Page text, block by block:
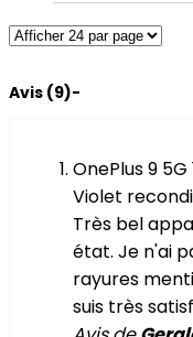
Avis (9)
OnePlus 9 5G
Violet
Très bel
état. Je n'ai
rayures
suis très